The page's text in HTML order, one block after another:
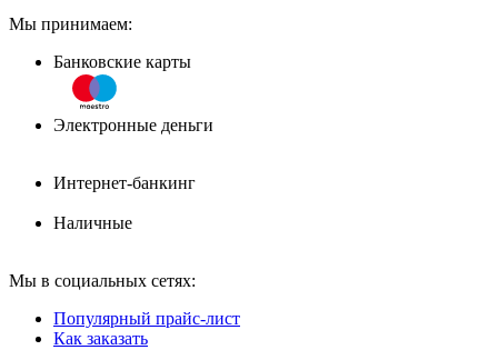
Мы принимаем:
Банковские карты
Электронные деньги
Интернет-банкинг
Наличные
Мы в социальных сетях:
Популярный прайс-лист
Как заказать